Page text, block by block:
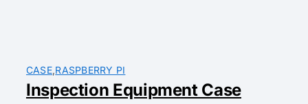
CASE,RASPBERRY PI
Inspection Equipment Case